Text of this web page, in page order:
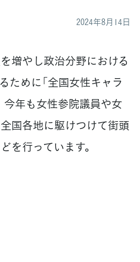
2024年8月14日
増やし政治分野における
ために「全国女性キャラ
今年も女性参院議員や女
国各地に駆けつけて街頭
を行っています。